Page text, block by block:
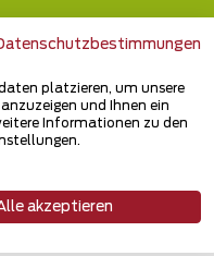
platzieren, um unsere
und Ihnen ein
Informationen zu den
akzeptieren